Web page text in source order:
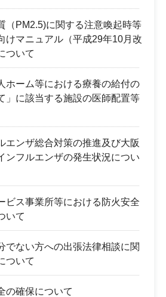
（PM2.5)に関する注意喚起時等
けマニュアル（平成29年10月改
ついて
ホーム等における療養の給付の
」に該当する施設の医師配置等
エンザ総合対策の推進及び大阪
ンフルエンザの発生状況につい
ビス事業所等における防火安全
いて
でない方への出張法律相談に関
ついて
の確保について